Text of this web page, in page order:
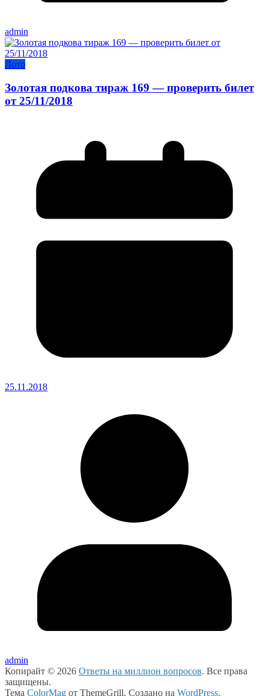
admin
Лото
Золотая подкова тираж 169 — проверить билет
от 25/11/2018
25.11.2018
admin
Копирайт © 2026 Ответы на миллион вопросов. Все права
защищены.
Тема ColorMag от ThemeGrill. Создано на WordPress.